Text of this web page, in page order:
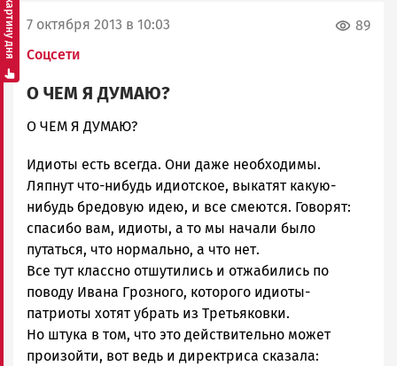
7 октября 2013 в 10:03
Соцсети
89
О ЧЕМ Я ДУМАЮ?
admintimur
Петрозаводска
и
Карелии
|
Петрозаводск
ГОВОРИТ
О ЧЕМ Я ДУМАЮ?
Идиоты есть всегда. Они даже необходимы.
Ляпнут что-нибудь идиотское, выкатят какую-
нибудь бредовую идею, и все смеются. Говорят:
спасибо вам, идиоты, а то мы начали было
путаться, что нормально, а что нет.
Все тут классно отшутились и отжабились по
поводу Ивана Грозного, которого идиоты-
патриоты хотят убрать из Третьяковки.
Но штука в том, что это действительно может
произойти, вот ведь и директриса сказала: